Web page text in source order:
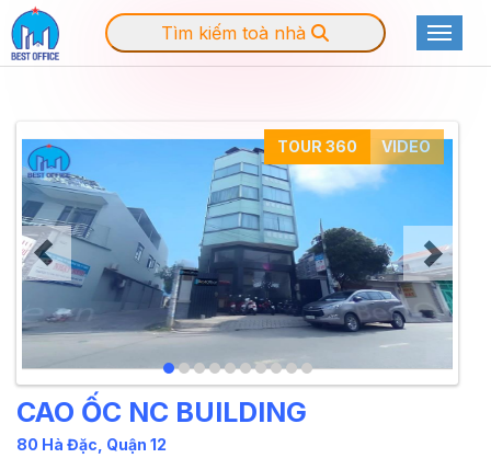
Tìm kiếm toà nhà
TOUR 360 VIDEO
CAO ỐC NC BUILDING
80 Hà Đặc, Quận 12